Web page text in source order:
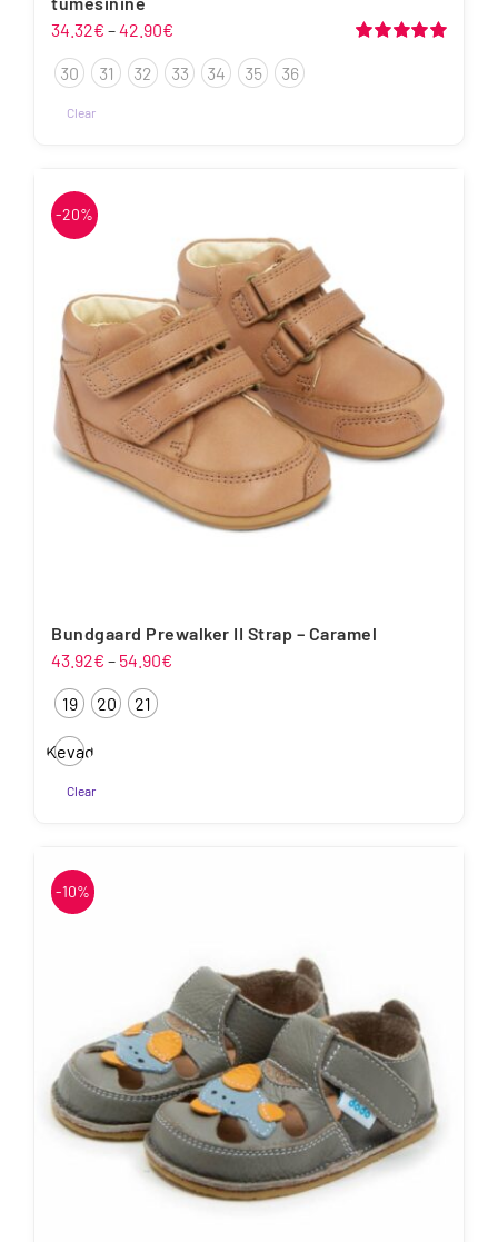
34.32€ –42.90€
34.32€
kuni
30 31 32 33 34 35 36
Clear
-20%
Bundgaard Prewalker II Strap – Caramel
43.92€ – 54.90€
19 20 21
Kevad
Clear
on
mitu
tootelehel.
-10%